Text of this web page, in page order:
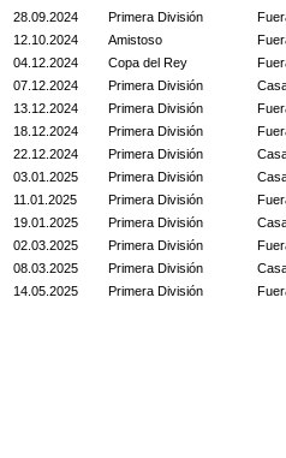
28.09.2024 Primera División
12.10.2024 Amistoso
04.12.2024 Copa del Rey
07.12.2024 Primera División
13.12.2024 Primera División
18.12.2024 Primera División
22.12.2024 Primera División
03.01.2025 Primera División
11.01.2025 Primera División
19.01.2025 Primera División
02.03.2025 Primera División
08.03.2025 Primera División
14.05.2025 Primera División